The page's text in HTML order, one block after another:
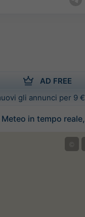
AD FREE
gli annunci per 9
Meteo in tempo
©